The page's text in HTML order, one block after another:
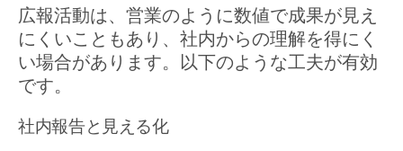
広報活動は、営業のように数値で成果が見え
にくいこともあり、社内からの理解を得にく
い場合があります。以下のような工夫が有効
です。
社内報告と見える化